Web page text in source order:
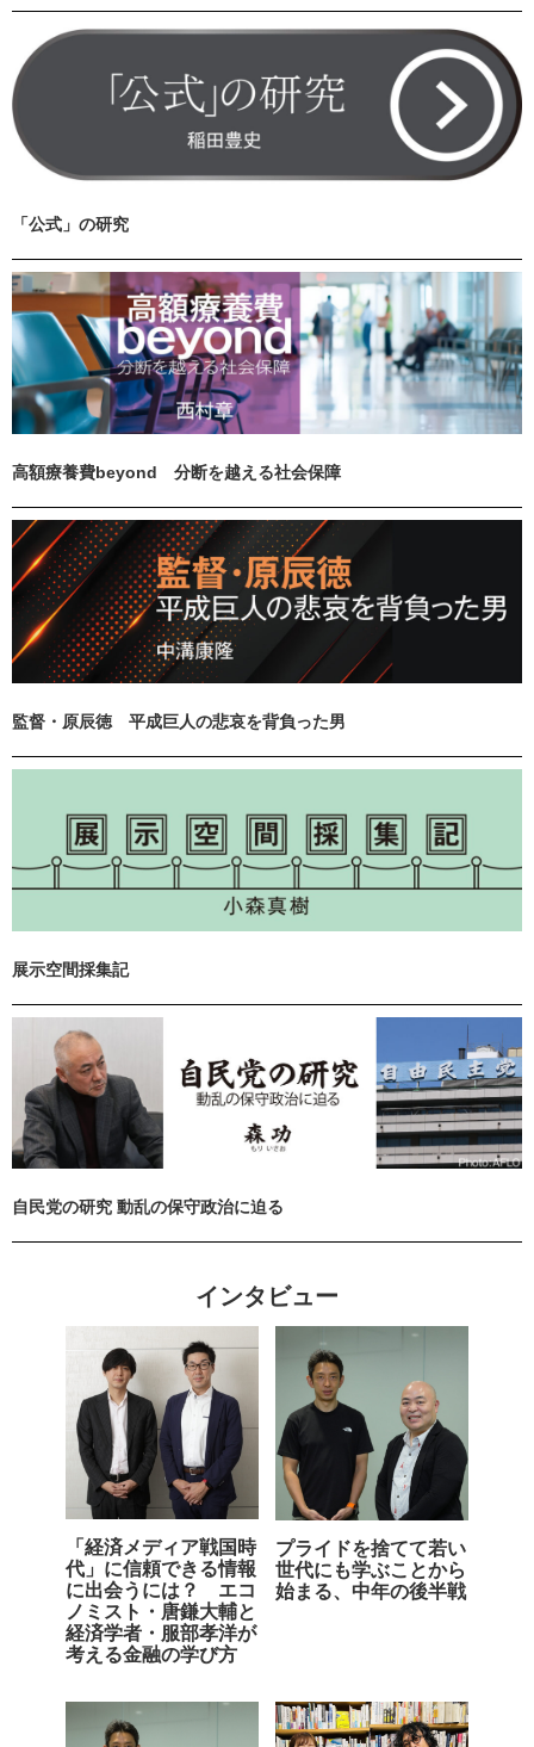
「公式」の研究
高額療養費beyond 分断を越える社会保障
監督・原辰徳 平成巨人の悲哀を背負った男
展示空間採集記
自民党の研究 動乱の保守政治に迫る
インタビュー
「経済メディア戦国時
代」に信頼できる情報
に出会うには？ エコ
ノミスト・唐鎌大輔と
経済学者・服部孝洋が
考える金融の学び方
プライドを捨てて若い
世代にも学ぶことから
始まる、中年の後半戦